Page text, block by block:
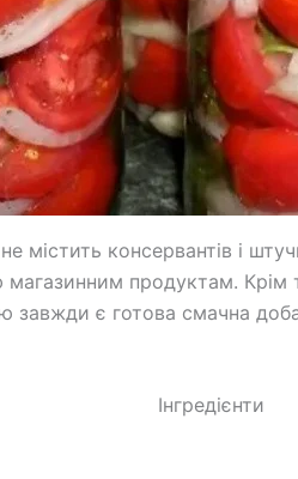
містить консервантів і
продуктам. Крім
завжди є готова смачна
Інгредієнти